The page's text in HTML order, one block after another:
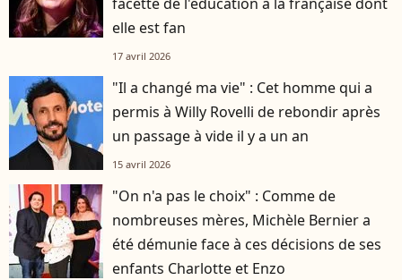
elle est fan
17 avril 2026
"Il a changé ma vie" : Cet homme qui a
permis à Willy Rovelli de rebondir après
un passage à vide il y a un an
15 avril 2026
"On n'a pas le choix" : Comme de
nombreuses mères, Michèle Bernier a
été démunie face à ces décisions de ses
enfants Charlotte et Enzo